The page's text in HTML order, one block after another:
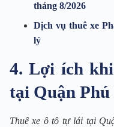
tháng 8/2026
Dịch vụ thuê xe
lý
4. Lợi ích
tại Quận Phú
Thuê xe ô tô tự lái tại